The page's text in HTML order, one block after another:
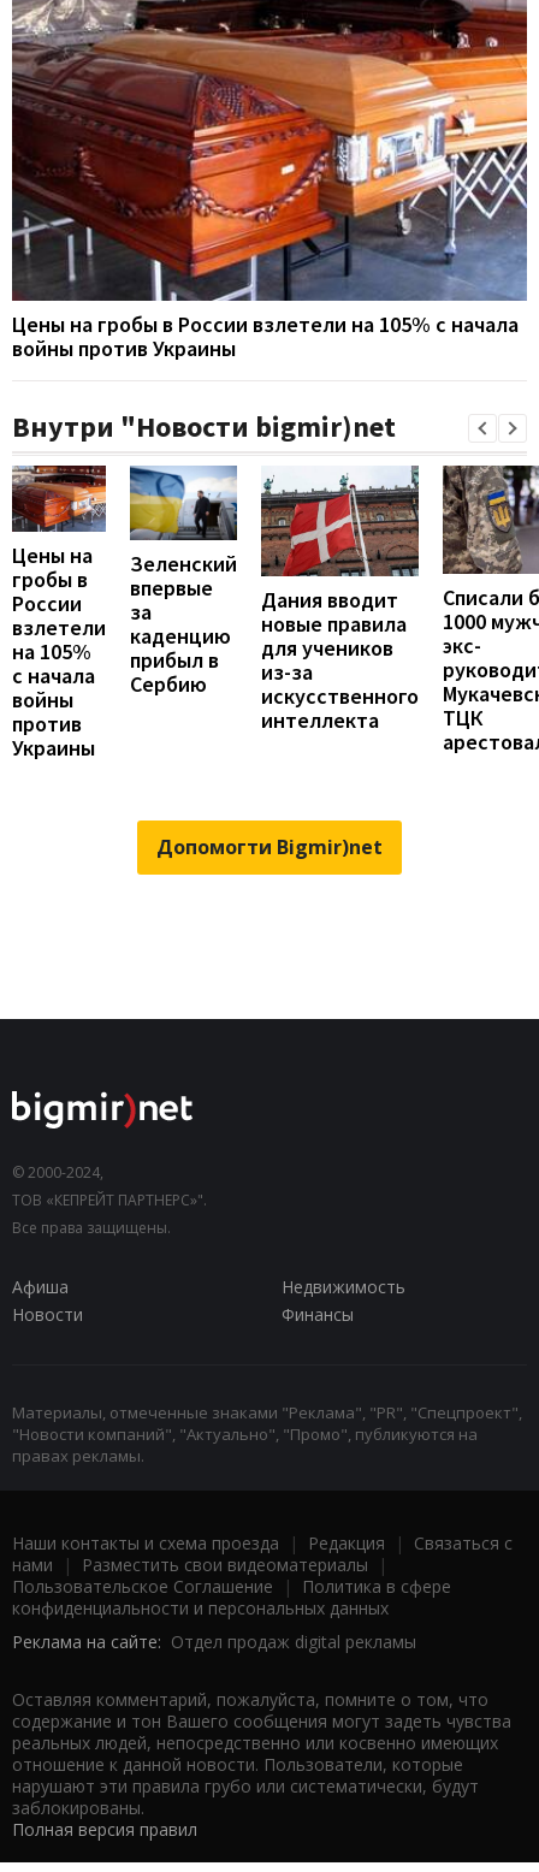
Цены на гробы в России взлетели на 105% с начала
войны против Украины
Внутри "Новости bigmir)net
Цены на
гробы в
России
взлетели
на 105%
с начала
войны
против
Украины
Зеленский
впервые
за
каденцию
прибыл в
Сербию
Дания вводит
новые правила
для учеников
из-за
искусственного
интеллекта
Списали
1000
экс-
ТЦК
Допомогти Bigmir)net
© 2000-2024,
ТОВ «КЕПРЕЙТ ПАРТНЕРС»".
Все права защищены.
Афиша
Недвижимость
Новости
Финансы
Материалы, отмеченные знаками "Реклама", "PR", "Спецпроект",
"Новости компаний", "Актуально", "Промо", публикуются на
правах рекламы.
Наши контакты и схема проезда | Редакция | Связаться с
нами | Разместить свои видеоматериалы |
Пользовательское Соглашение |
Политика в сфере
конфиденциальности и персональных данных
Реклама на сайте: Отдел продаж digital рекламы
Оставляя комментарий, пожалуйста, помните о том, что
содержание и тон Вашего сообщения могут задеть чувства
реальных людей, непосредственно или косвенно имеющих
отношение к данной новости. Пользователи, которые
нарушают эти правила грубо или систематически, будут
заблокированы.
Полная версия правил